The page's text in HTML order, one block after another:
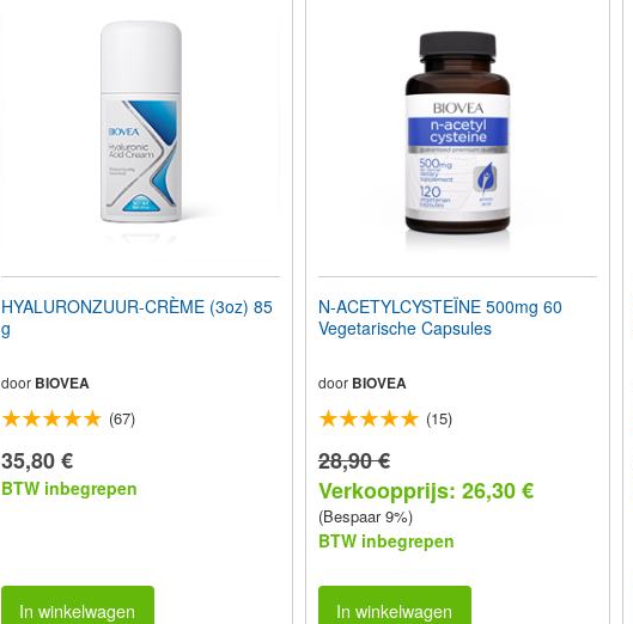
HYALURONZUUR-CRÈME (3oz) 85
g
door BIOVEA
(67)
35,80 €
BTW inbegrepen
In winkelwagen
N-ACETYLCYSTEÏNE 500mg 60
Vegetarische Capsules
door BIOVEA
(15)
28,90 €
Verkoopprijs: 26,30 €
(Bespaar 9%)
BTW inbegrepen
In winkelwagen